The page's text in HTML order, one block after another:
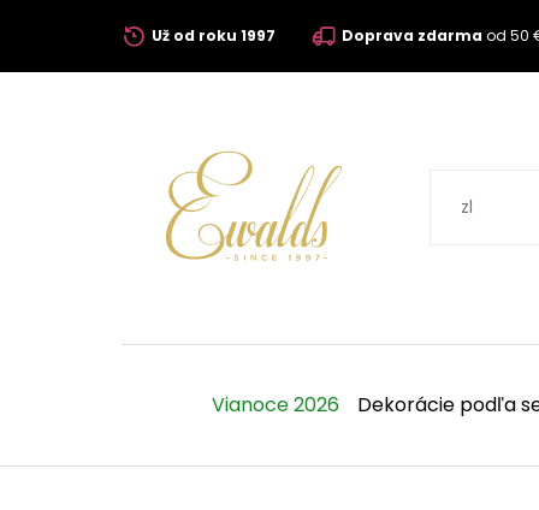
Už od roku 1997 Doprava zdarmaod 50
Vianoce 2026 Dekorácie podľa